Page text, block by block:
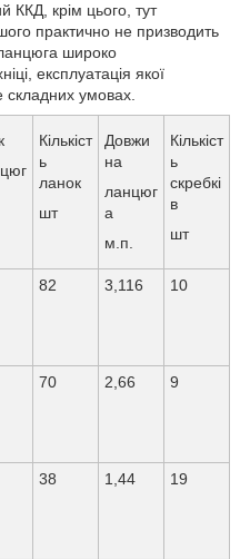
ККД, крім цього, тут
практично не призводить
широко
експлуатація якої
складних умовах.
Кількіст
ь
ланок
шт
Довжи
на
ланцюг
а
м.п.
Кількіст
ь
скребкі
в
шт
82 3,116 10
70 2,66 9
38 1,44 19